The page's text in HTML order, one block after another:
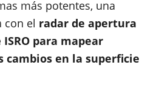
más potentes, una
con el radar de apertura
para mapear
en la superficie